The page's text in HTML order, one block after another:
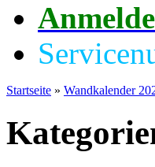
Startseite » Wandkalender